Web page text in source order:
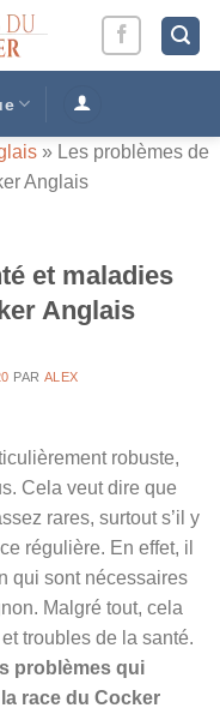
» Les problèmes de
Anglais
et maladies
Anglais
PAR ALEX
robuste,
Cela veut dire que
rares, surtout s’il y
régulière. En effet, il
qui sont nécessaires
Malgré tout, cela
troubles de la santé.
problèmes qui
race du Cocker